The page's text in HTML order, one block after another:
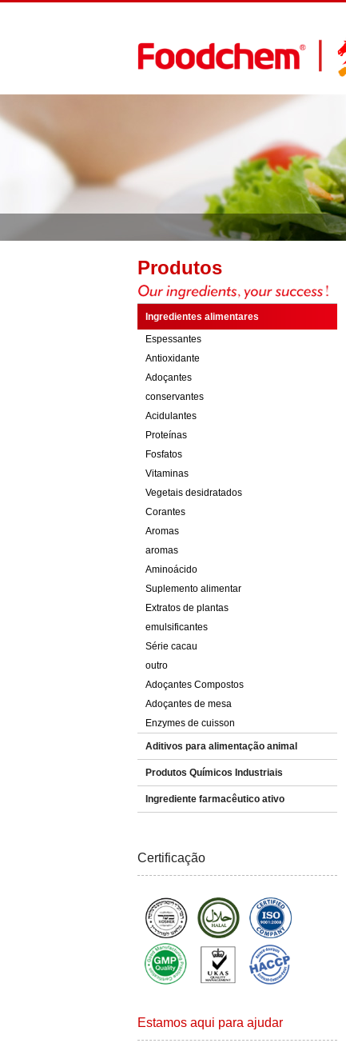
Produtos
Ingredientes alimentares
Espessantes
Antioxidante
Adoçantes
conservantes
Acidulantes
Proteínas
Fosfatos
Vitaminas
Vegetais desidratados
Corantes
Aromas
aromas
Aminoácido
Suplemento alimentar
Extratos de plantas
emulsificantes
Série cacau
outro
Adoçantes Compostos
Adoçantes de mesa
Enzymes de cuisson
Aditivos para alimentação animal
Produtos Químicos Industriais
Ingrediente farmacêutico ativo
Certificação
Estamos aqui para ajudar